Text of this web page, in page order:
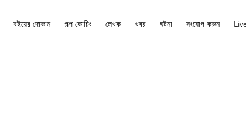
বইয়ের দোকান গল্প কোচিং লেখক খবর ঘটনা সংযোগ করুন